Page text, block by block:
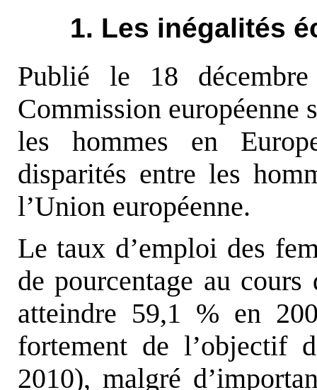
1. Les inégalités
Publié le 18
Commission européenne
les hommes en
disparités entre les
l’Union européenne.
Le taux d’emploi des
de pourcentage au
atteindre 59,1 % en
fortement de l’objectif
2010), malgré